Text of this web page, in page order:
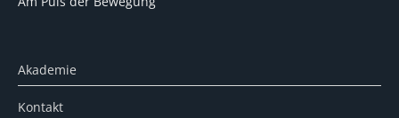
Akademie
Kontakt